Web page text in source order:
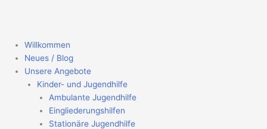
Willkommen
Neues / Blog
Unsere Angebote
Kinder- und Jugendhilfe
Ambulante Jugendhilfe
Eingliederungshilfen
Stationäre Jugendhilfe